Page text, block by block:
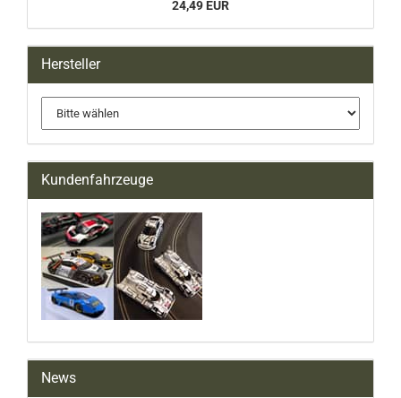
24,49 EUR
Hersteller
Kundenfahrzeuge
News